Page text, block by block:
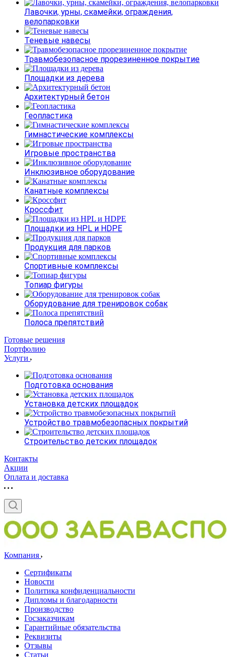
Лавочки, урны, скамейки, ограждения,
велопарковки
Теневые навесы
Травмобезопасное прорезиненное покрытие
Площадки из дерева
Архитектурный бетон
Геопластика
Гимнастические комплексы
Игровые пространства
Инклюзивное оборудование
Канатные комплексы
Кроссфит
Площадки из HPL и HDPE
Продукция для парков
Спортивные комплексы
Топиар фигуры
Оборудование для тренировок собак
Полоса препятствий
Готовые решения
Портфолию
Услуги
Подготовка основания
Установка детских площадок
Устройство травмобезопасных покрытий
Строительство детских площадок
Контакты
Акции
Оплата и доставка
Компания
Сертификаты
Новости
Политика конфиденциальности
Дипломы и благодарности
Производство
Госзаказчикам
Гарантийные обязательства
Реквизиты
Отзывы
Статьи